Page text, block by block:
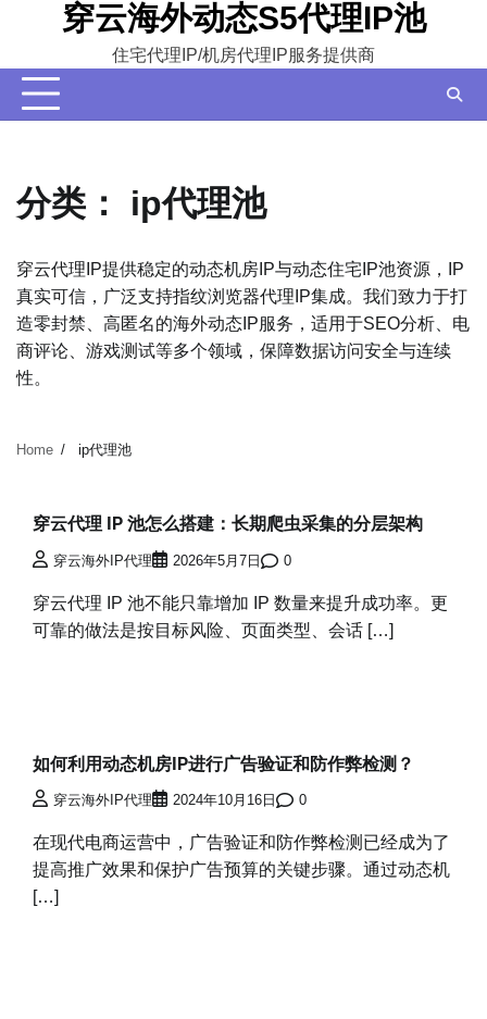
content
穿云海外动态S5代理IP池
住宅代理IP/机房代理IP服务提供商
分类： ip代理池
穿云代理IP提供稳定的动态机房IP与动态住宅IP池资源，IP
真实可信，广泛支持指纹浏览器代理IP集成。我们致力于打
造零封禁、高匿名的海外动态IP服务，适用于SEO分析、电
商评论、游戏测试等多个领域，保障数据访问安全与连续
性。
Home ip代理池
穿云代理 IP 池怎么搭建：长期爬虫采集的分层架构
穿云海外IP代理 2026年5月7日 0
穿云代理 IP 池不能只靠增加 IP 数量来提升成功率。更
可靠的做法是按目标风险、页面类型、会话 […]
如何利用动态机房IP进行广告验证和防作弊检测？
穿云海外IP代理 2024年10月16日 0
在现代电商运营中，广告验证和防作弊检测已经成为了
提高推广效果和保护广告预算的关键步骤。通过动态机
[…]